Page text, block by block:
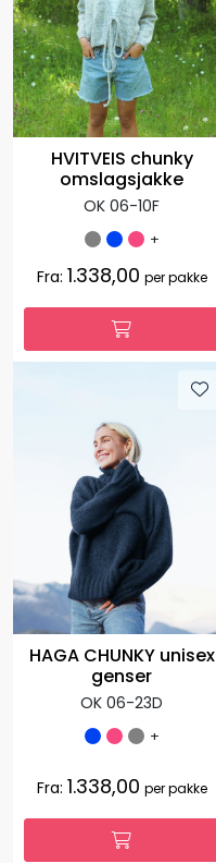
HVITVEIS chunky
omslagsjakke
OK 06-10F
+
Fra: 1.338,00 per pakke
HAGA CHUNKY unisex
genser
OK 06-23D
+
Fra: 1.338,00 per pakke